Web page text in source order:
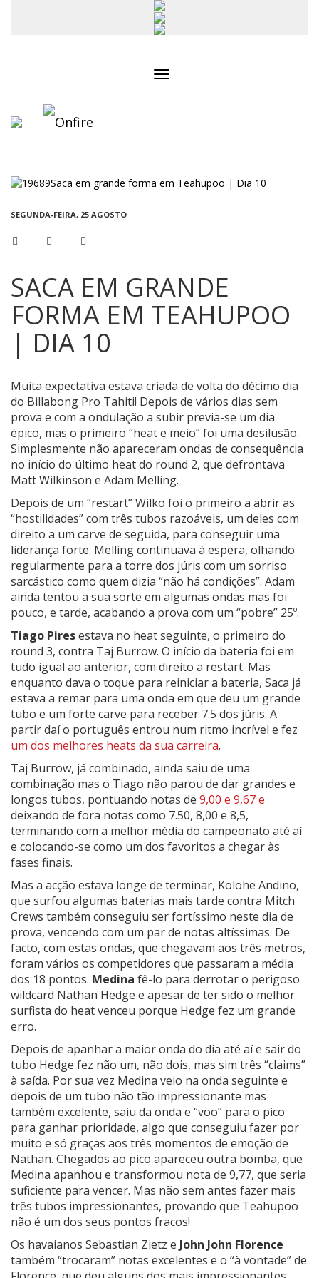
SEGUNDA-FEIRA, 25 AGOSTO
SACA EM GRANDE
FORMA EM TEAHUPOO
| DIA 10
Muita expectativa estava criada de volta do décimo dia
do Billabong Pro Tahiti! Depois de vários dias sem
prova e com a ondulação a subir previa-se um dia
épico, mas o primeiro “heat e meio” foi uma desilusão.
Simplesmente não apareceram ondas de consequência
no início do último heat do round 2, que defrontava
Matt Wilkinson e Adam Melling.
Depois de um “restart” Wilko foi o primeiro a abrir as
“hostilidades” com três tubos razoáveis, um deles com
direito a um carve de seguida, para conseguir uma
liderança forte. Melling continuava à espera, olhando
regularmente para a torre dos júris com um sorriso
sarcástico como quem dizia “não há condições”. Adam
ainda tentou a sua sorte em algumas ondas mas foi
pouco, e tarde, acabando a prova com um “pobre” 25º.
Tiago Piresestava no heat seguinte, o primeiro do
round 3, contra Taj Burrow. O início da bateria foi em
tudo igual ao anterior, com direito a restart. Mas
enquanto dava o toque para reiniciar a bateria, Saca já
estava a remar para uma onda em que deu um grande
tubo e um forte carve para receber 7.5 dos júris. A
partir daí o português entrou num ritmo incrível e fez
um dos melhores heats da sua carreira.
Taj Burrow, já combinado, ainda saiu de uma
combinação mas o Tiago não parou de dar grandes e
longos tubos, pontuando notas de 9,00 e 9,67 e
deixando de fora notas como 7.50, 8,00 e 8,5,
terminando com a melhor média do campeonato até aí
e colocando-se como um dos favoritos a chegar às
fases finais.
Mas a acção estava longe de terminar, Kolohe Andino,
que surfou algumas baterias mais tarde contra Mitch
Crews também conseguiu ser fortíssimo neste dia de
prova, vencendo com um par de notas altíssimas. De
facto, com estas ondas, que chegavam aos três metros,
foram vários os competidores que passaram a média
dos 18 pontos. Medina fê-lo para derrotar o perigoso
wildcard Nathan Hedge e apesar de ter sido o melhor
surfista do heat venceu porque Hedge fez um grande
erro.
Depois de apanhar a maior onda do dia até aí e sair do
tubo Hedge fez não um, não dois, mas sim três “claims”
à saída. Por sua vez Medina veio na onda seguinte e
depois de um tubo não tão impressionante mas
também excelente, saiu da onda e “voo” para o pico
para ganhar prioridade, algo que conseguiu fazer por
muito e só graças aos três momentos de emoção de
Nathan. Chegados ao pico apareceu outra bomba, que
Medina apanhou e transformou nota de 9,77, que seria
suficiente para vencer. Mas não sem antes fazer mais
três tubos impressionantes, provando que Teahupoo
não é um dos seus pontos fracos!
Os havaianos Sebastian Zietz e John John Florence
também “trocaram” notas excelentes e o “à vontade” de